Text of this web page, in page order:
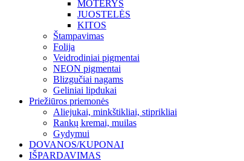
MOTERYS
JUOSTELĖS
KITOS
Štampavimas
Folija
Veidrodiniai pigmentai
NEON pigmentai
Blizgučiai nagams
Geliniai lipdukai
Priežiūros priemonės
Aliejukai, minkštikliai, stiprikliai
Rankų kremai, muilas
Gydymui
DOVANOS/KUPONAI
IŠPARDAVIMAS